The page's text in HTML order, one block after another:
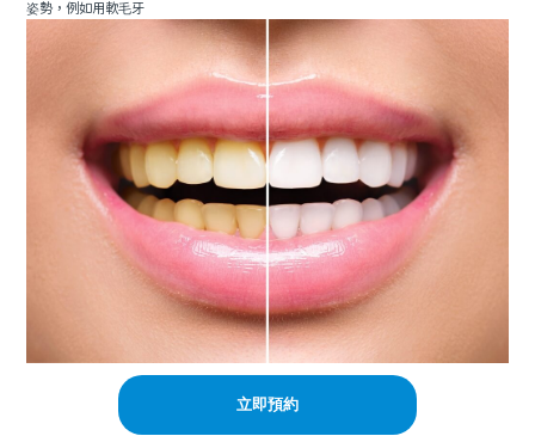
姿勢，例如用軟毛牙
立即預約